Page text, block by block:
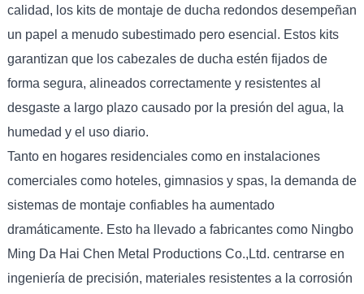
calidad, los kits de montaje de ducha redondos desempeñan
un papel a menudo subestimado pero esencial. Estos kits
garantizan que los cabezales de ducha estén fijados de
forma segura, alineados correctamente y resistentes al
desgaste a largo plazo causado por la presión del agua, la
humedad y el uso diario.
Tanto en hogares residenciales como en instalaciones
comerciales como hoteles, gimnasios y spas, la demanda de
sistemas de montaje confiables ha aumentado
dramáticamente. Esto ha llevado a fabricantes como Ningbo
Ming Da Hai Chen Metal Productions Co.,Ltd. centrarse en
ingeniería de precisión, materiales resistentes a la corrosión